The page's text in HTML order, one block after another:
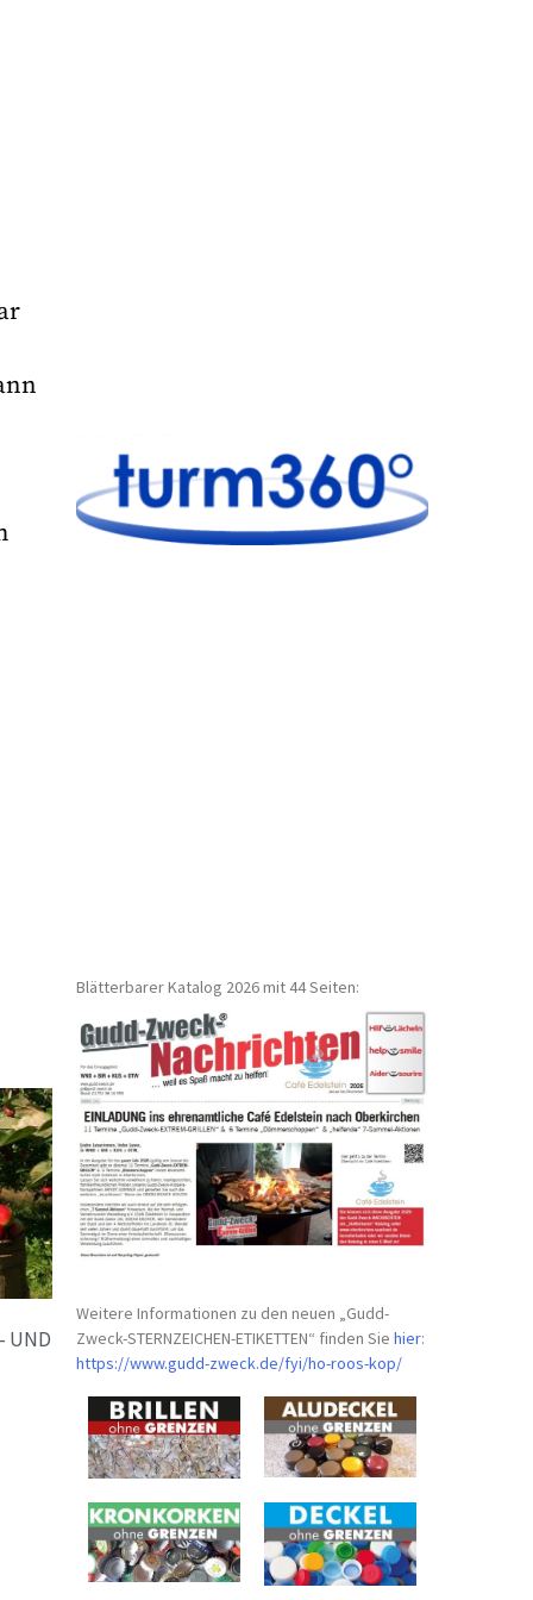
UND
Blätterbarer Katalog 2026 mit 44 Seiten:
Weitere Informationen zu den neuen „Gudd-
Zweck-STERNZEICHEN-ETIKETTEN“ finden Siehier:
https://www.gudd-zweck.de/fyi/ho-roos-kop/